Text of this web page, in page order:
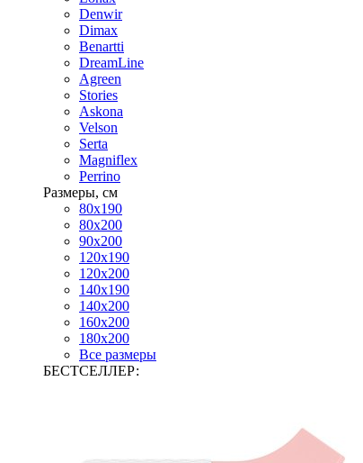
Denwir
Dimax
Benartti
DreamLine
Agreen
Stories
Askona
Velson
Serta
Magniflex
Perrino
Размеры, см
80х190
80х200
90х200
120х190
120х200
140х190
140х200
160х200
180х200
Все размеры
БЕСТСЕЛЛЕР: